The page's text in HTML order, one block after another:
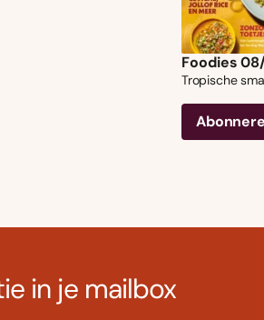
Foodies
Tropische
in je mailbox